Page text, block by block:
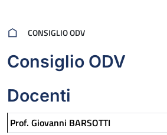
CONSIGLIO ODV
Consiglio ODV
Docenti
Prof. Giovanni BARSOTTI